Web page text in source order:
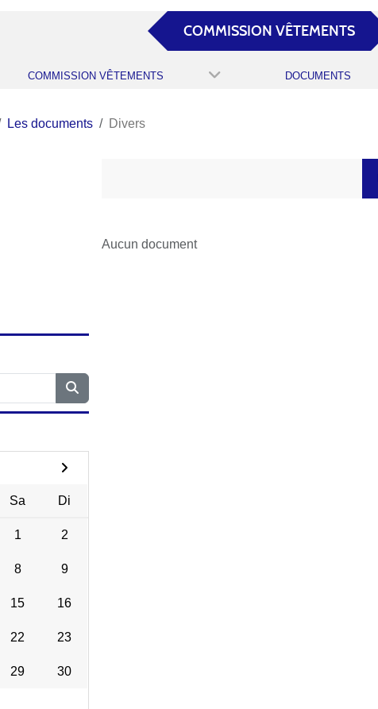
COMMISSION VÊTEMENTS
COMMISSION VÊTEMENTS DOCUMENTS
Les documents Divers
Aucun document
Sa Di
1 2
8 9
15 16
22 23
29 30